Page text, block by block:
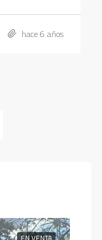
hace 6 años